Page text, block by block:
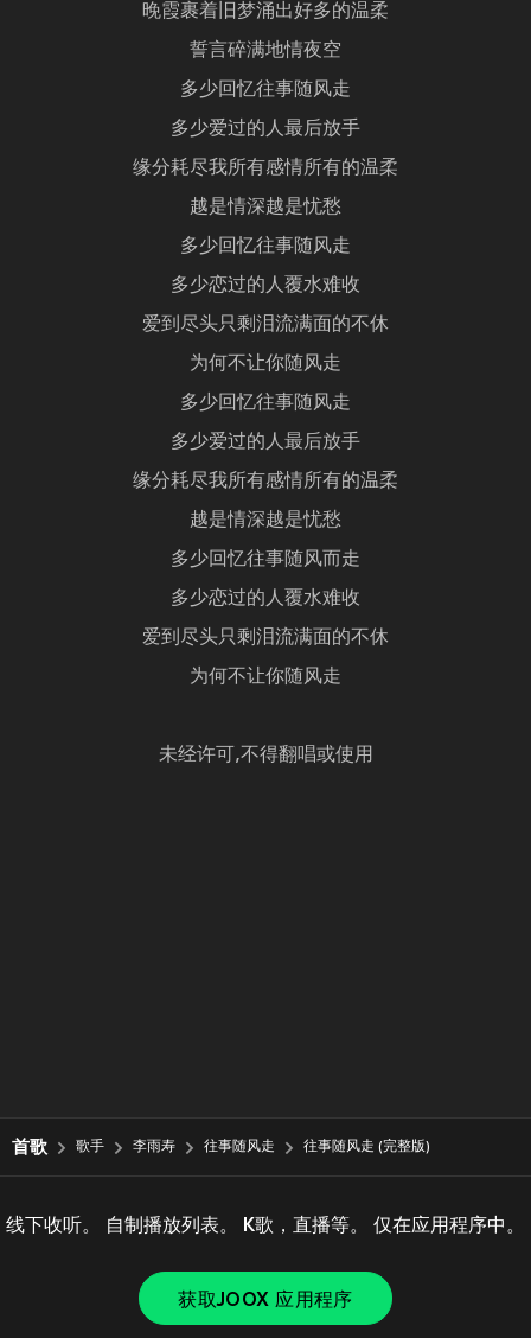
晚霞裹着旧梦涌出好多的温柔
誓言碎满地情夜空
多少回忆往事随风走
多少爱过的人最后放手
缘分耗尽我所有感情所有的温柔
越是情深越是忧愁
多少回忆往事随风走
多少恋过的人覆水难收
爱到尽头只剩泪流满面的不休
为何不让你随风走
多少回忆往事随风走
多少爱过的人最后放手
缘分耗尽我所有感情所有的温柔
越是情深越是忧愁
多少回忆往事随风而走
多少恋过的人覆水难收
爱到尽头只剩泪流满面的不休
为何不让你随风走
未经许可,不得翻唱或使用
首歌 歌手 李雨寿 往事随风走 往事随风走 (完整版)
线下收听。 自制播放列表。 K歌，直播等。 仅在应用程序中。
获取JOOX 应用程序